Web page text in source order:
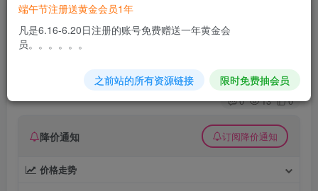
WordPress多语言插件 WPML Multilingual CMS
v4.9.2 破解版
3个月前发布
关注 私信
0 13 0
降价通知 订阅降价通知
价格走势
端午节注册送黄金会员1年
凡是6.16-6.20日注册的账号免费赠送一年黄金会
员。。。。。。
之前站的所有资源链接 限时免费抽会员